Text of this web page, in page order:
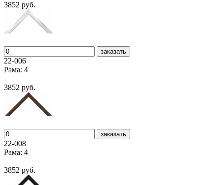
3852 руб.
заказать
22-006
Рама: 4
3852 руб.
заказать
22-008
Рама: 4
3852 руб.